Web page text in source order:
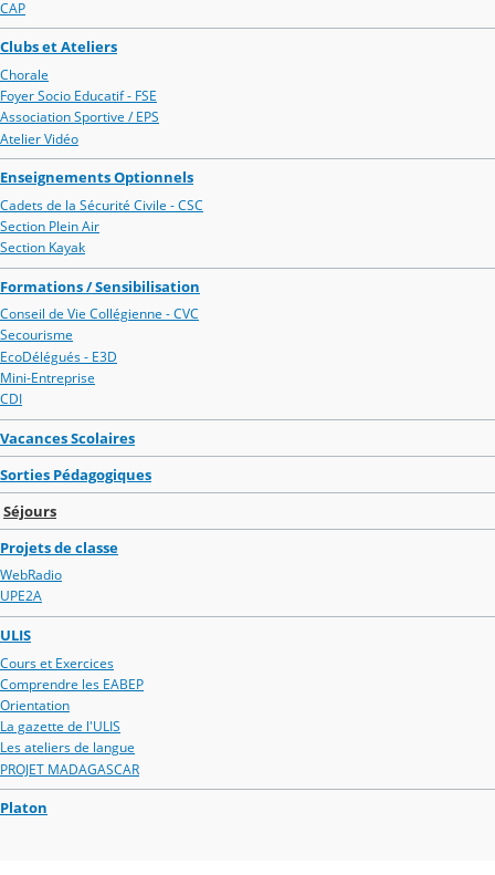
CAP
Clubs et Ateliers
Chorale
Foyer Socio Educatif - FSE
Association Sportive / EPS
Atelier Vidéo
Enseignements Optionnels
Cadets de la Sécurité Civile - CSC
Section Plein Air
Section Kayak
Formations / Sensibilisation
Conseil de Vie Collégienne - CVC
Secourisme
EcoDélégués - E3D
Mini-Entreprise
CDI
Vacances Scolaires
Sorties Pédagogiques
Séjours
Projets de classe
WebRadio
UPE2A
ULIS
Cours et Exercices
Comprendre les EABEP
Orientation
La gazette de l'ULIS
Les ateliers de langue
PROJET MADAGASCAR
Platon